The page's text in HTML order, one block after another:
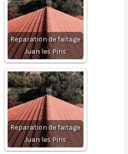
Reparation de faitage
Juan les Pins
Reparation de faitage
Juan les Pins